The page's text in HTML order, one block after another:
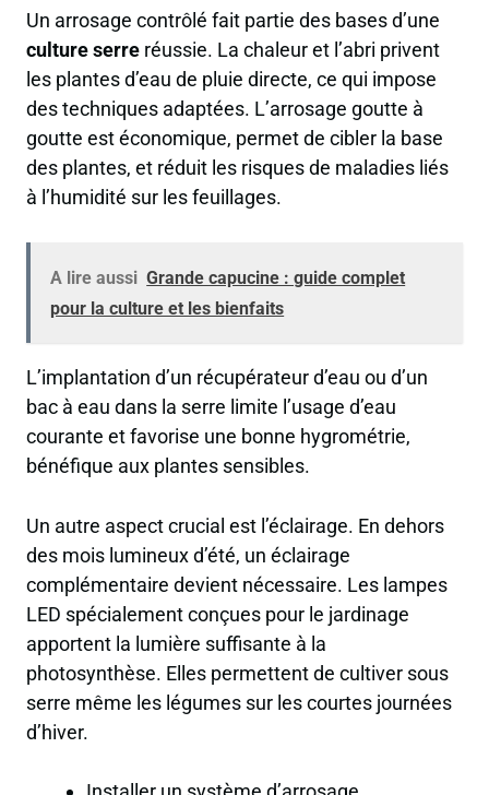
Un arrosage contrôlé fait partie des bases d’une
culture serre réussie. La chaleur et l’abri privent
les plantes d’eau de pluie directe, ce qui impose
des techniques adaptées. L’arrosage goutte à
goutte est économique, permet de cibler la base
des plantes, et réduit les risques de maladies liés
à l’humidité sur les feuillages.
A lire aussi Grande capucine : guide complet
pour la culture et les bienfaits
L’implantation d’un récupérateur d’eau ou d’un
bac à eau dans la serre limite l’usage d’eau
courante et favorise une bonne hygrométrie,
bénéfique aux plantes sensibles.
Un autre aspect crucial est l’éclairage. En dehors
des mois lumineux d’été, un éclairage
complémentaire devient nécessaire. Les lampes
LED spécialement conçues pour le jardinage
apportent la lumière suffisante à la
photosynthèse. Elles permettent de cultiver sous
serre même les légumes sur les courtes journées
d’hiver.